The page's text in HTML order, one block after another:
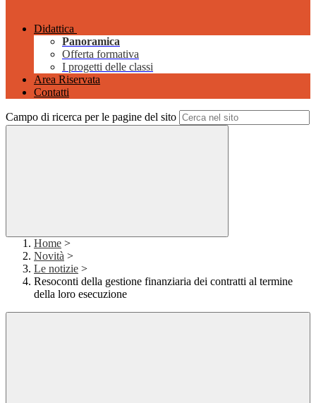
Didattica
Panoramica
Offerta formativa
I progetti delle classi
Area Riservata
Contatti
Campo di ricerca per le pagine del sito
Home >
Novità >
Le notizie >
Resoconti della gestione finanziaria dei contratti al termine
della loro esecuzione